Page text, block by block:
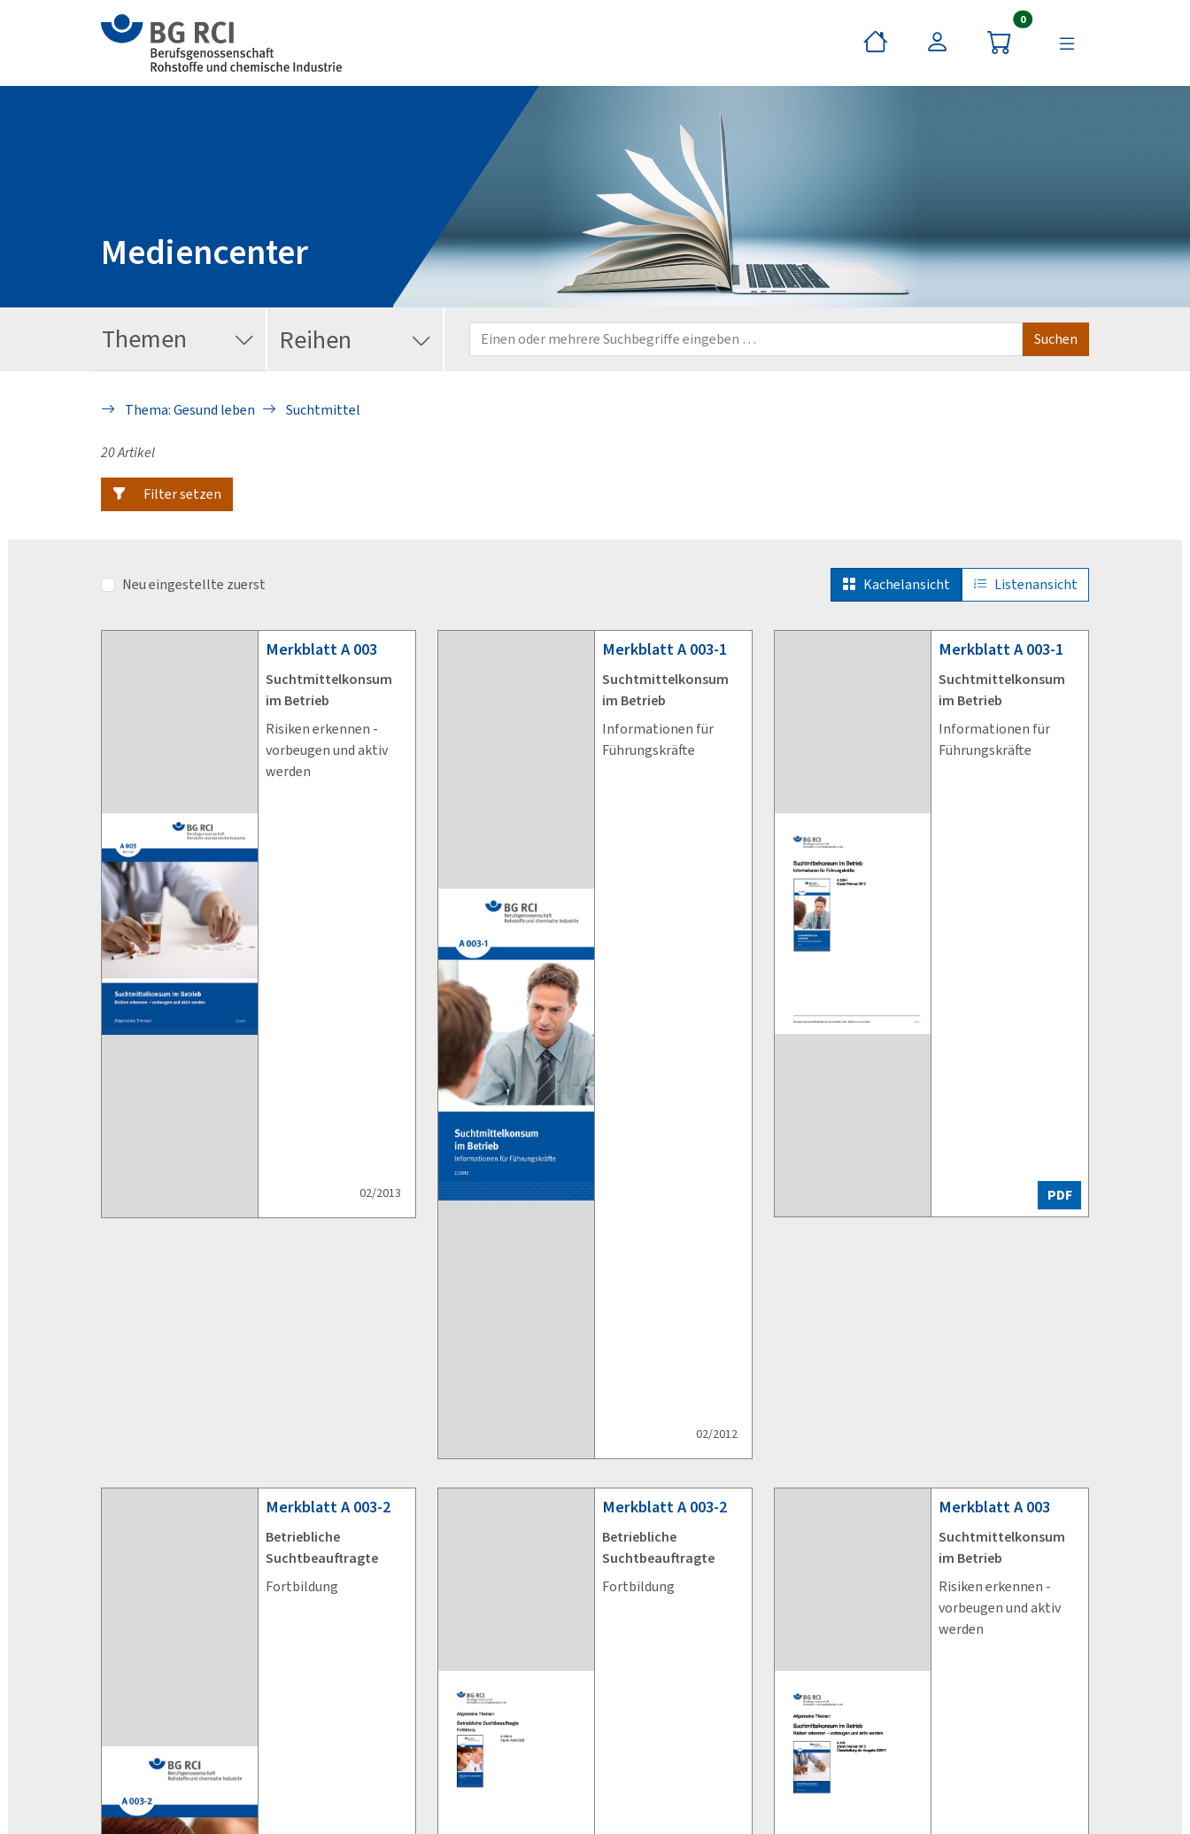
0Artikel im Warenkorb
Mediencenter
Themen Reihen
Thema: Gesund leben Suchtmittel
20 Artikel
Filter setzen
Neu eingestellte zuerst Kachelansicht Listenansicht
MerkblattA 003
Suchtmittelkonsum
im Betrieb
Risiken erkennen -
vorbeugen und aktiv
werden
02/2013
MerkblattA 003-1
Suchtmittelkonsum
im Betrieb
Informationen für
Führungskräfte
02/2012
MerkblattA 003-1
Suchtmittelkonsum
im Betrieb
Informationen für
Führungskräfte
PDF
MerkblattA 003-2
Betriebliche
Suchtbeauftragte
Fortbildung
MerkblattA 003-2
Betriebliche
Suchtbeauftragte
Fortbildung
MerkblattA 003
Suchtmittelkonsum
im Betrieb
Risiken erkennen -
vorbeugen und aktiv
werden